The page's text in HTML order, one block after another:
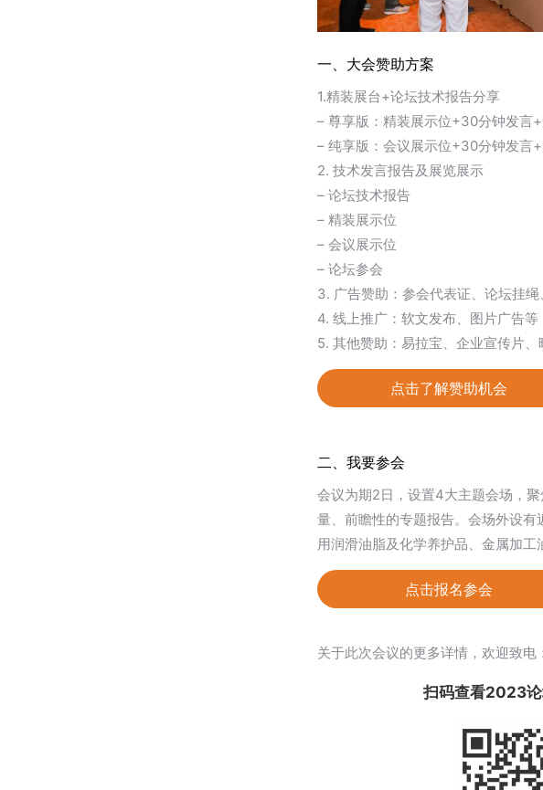
一、大会赞助方案
1.精装展台+论坛技术报告分享
– 尊享版：精装展示位+30分钟发言
– 纯享版：会议展示位+30分钟发言
2. 技术发言报告及展览展示
– 论坛技术报告
– 精装展示位
– 会议展示位
– 论坛参会
3. 广告赞助：参会代表证、论坛挂
4. 线上推广：软文发布、图片广告等
5. 其他赞助：易拉宝、企业宣传片
点击了解赞助机会
二、我要参会
会议为期2日，设置4大主题会场，
量、前瞻性的专题报告。会场外设
用润滑油脂及化学养护品、金属加
点击报名参会
关于此次会议的更多详情，欢迎致
扫码查看2023